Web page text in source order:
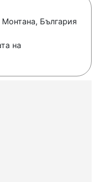
България
на